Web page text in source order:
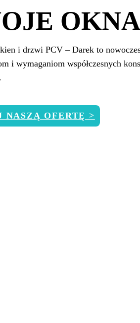
i drzwi PCV – Darek to
i wymaganiom współczesnych
NASZĄ OFERTĘ >